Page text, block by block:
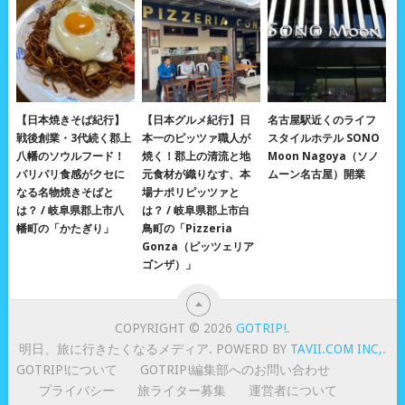
【日本焼きそば紀行】
戦後創業・3代続く郡上
八幡のソウルフード！
パリパリ食感がクセに
なる名物焼きそばと
は？ / 岐阜県郡上市八
幡町の「かたぎり」
【日本グルメ紀行】日
本一のピッツァ職人が
焼く！郡上の清流と地
元食材が織りなす、本
場ナポリピッツァと
は？ / 岐阜県郡上市白
鳥町の「Pizzeria
Gonza（ピッツェリア
ゴンザ）」
名古屋駅近くのライフ
スタイルホテル SONO
Moon Nagoya（ソノ
ムーン名古屋）開業
COPYRIGHT © 2026GOTRIP!.
明日、旅に行きたくなるメディア. POWERD BY TAVII.COM INC,.
GOTRIP!について
GOTRIP!編集部へのお問い合わせ
プライバシー
旅ライター募集
運営者について